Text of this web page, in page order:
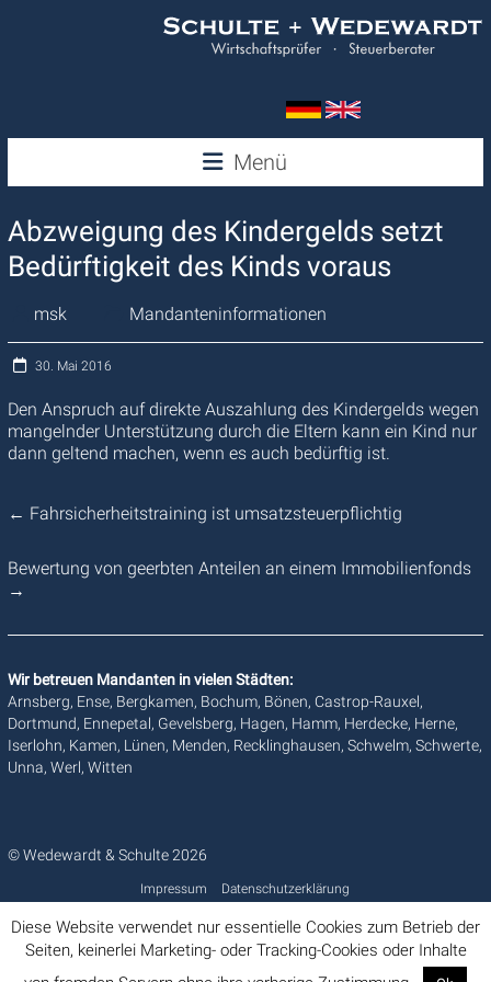
Wedewardt
&
Schulte
Menü
Abzweigung des Kindergelds setzt
Bedürftigkeit des Kinds voraus
msk Mandanteninformationen
30. Mai 2016
Den Anspruch auf direkte Auszahlung des Kindergelds wegen
mangelnder Unterstützung durch die Eltern kann ein Kind nur
dann geltend machen, wenn es auch bedürftig ist.
← Fahrsicherheitstraining ist umsatzsteuerpflichtig
Bewertung von geerbten Anteilen an einem Immobilienfonds
→
Wir betreuen Mandanten in vielen Städten:
Arnsberg, Ense, Bergkamen, Bochum, Bönen, Castrop-Rauxel,
Dortmund, Ennepetal, Gevelsberg, Hagen, Hamm, Herdecke, Herne,
Iserlohn, Kamen, Lünen, Menden, Recklinghausen, Schwelm, Schwerte,
Unna, Werl, Witten
© Wedewardt & Schulte 2026
Impressum Datenschutzerklärung
Diese Website verwendet nur essentielle Cookies zum Betrieb der
Seiten, keinerlei Marketing- oder Tracking-Cookies oder Inhalte